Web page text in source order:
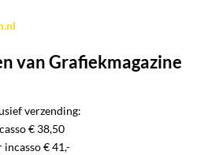
van Grafiekmagazine
verzending:
€ 38,50
€ 41,-